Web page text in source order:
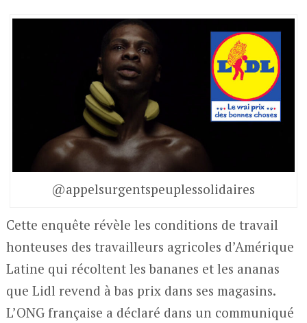
@appelsurgentspeuplessolidaires
Cette enquête révèle les conditions de travail
honteuses des travailleurs agricoles d’Amérique
Latine qui récoltent les bananes et les ananas
que Lidl revend à bas prix dans ses magasins.
L’ONG française a déclaré dans un communiqué